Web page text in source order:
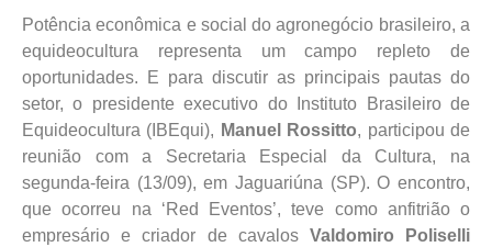
Potência econômica e social do agronegócio brasileiro, a
equideocultura representa um campo repleto de
oportunidades. E para discutir as principais pautas do
setor, o presidente executivo do Instituto Brasileiro de
Equideocultura (IBEqui), Manuel Rossitto, participou de
reunião com a Secretaria Especial da Cultura, na
segunda-feira (13/09), em Jaguariúna (SP). O encontro,
que ocorreu na ‘Red Eventos’, teve como anfitrião o
empresário e criador de cavalos Valdomiro Poliselli